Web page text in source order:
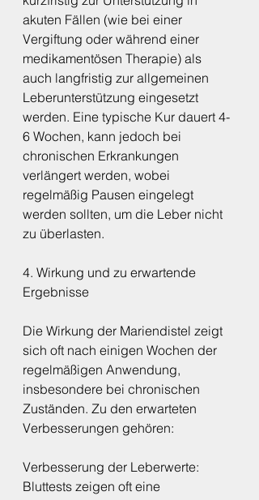
akuten Fällen (wie bei einer
Vergiftung oder während einer
medikamentösen Therapie) als
auch langfristig zur allgemeinen
Leberunterstützung eingesetzt
werden. Eine typische Kur dauert 4-
6 Wochen, kann jedoch bei
chronischen Erkrankungen
verlängert werden, wobei
regelmäßig Pausen eingelegt
werden sollten, um die Leber nicht
zu überlasten.
4. Wirkung und zu erwartende
Ergebnisse
Die Wirkung der Mariendistel zeigt
sich oft nach einigen Wochen der
regelmäßigen Anwendung,
insbesondere bei chronischen
Zuständen. Zu den erwarteten
Verbesserungen gehören:
Verbesserung der Leberwerte:
Bluttests zeigen oft eine